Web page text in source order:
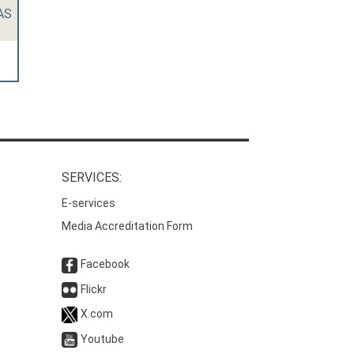
SERVICES:
E-services
Media Accreditation Form
Facebook
Flickr
X.com
Youtube